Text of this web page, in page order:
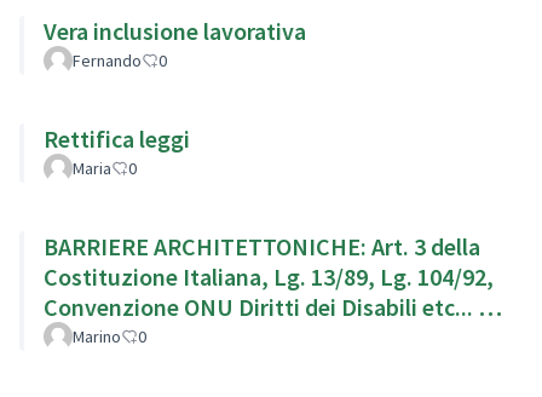
Vera inclusione lavorativa
Fernando 0
Rettifica leggi
Maria 0
BARRIERE ARCHITETTONICHE: Art. 3 della
Costituzione Italiana, Lg. 13/89, Lg. 104/92,
Convenzione ONU Diritti dei Disabili etc... g.
104/92,
Marino 0